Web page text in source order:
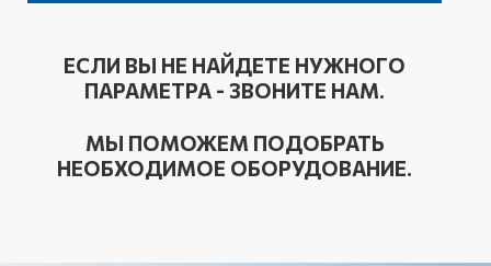
ЕСЛИ ВЫ НЕ НАЙДЕТЕ НУЖНОГО
ПАРАМЕТРА - ЗВОНИТЕ НАМ.
МЫ ПОМОЖЕМ ПОДОБРАТЬ
НЕОБХОДИМОЕ ОБОРУДОВАНИЕ.